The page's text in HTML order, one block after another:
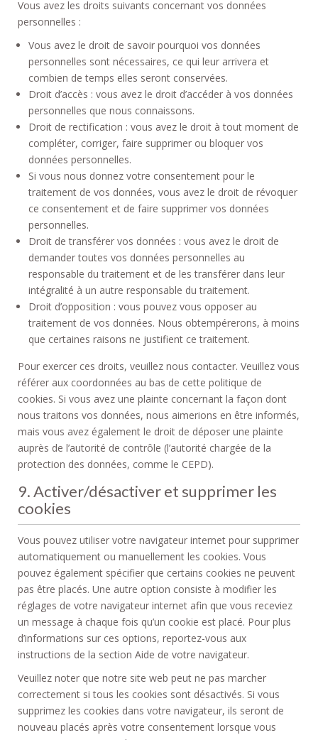
Vous avez les droits suivants concernant vos données
personnelles :
Vous avez le droit de savoir pourquoi vos données
personnelles sont nécessaires, ce qui leur arrivera et
combien de temps elles seront conservées.
Droit d’accès : vous avez le droit d’accéder à vos données
personnelles que nous connaissons.
Droit de rectification : vous avez le droit à tout moment de
compléter, corriger, faire supprimer ou bloquer vos
données personnelles.
Si vous nous donnez votre consentement pour le
traitement de vos données, vous avez le droit de révoquer
ce consentement et de faire supprimer vos données
personnelles.
Droit de transférer vos données : vous avez le droit de
demander toutes vos données personnelles au
responsable du traitement et de les transférer dans leur
intégralité à un autre responsable du traitement.
Droit d’opposition : vous pouvez vous opposer au
traitement de vos données. Nous obtempérerons, à moins
que certaines raisons ne justifient ce traitement.
Pour exercer ces droits, veuillez nous contacter. Veuillez vous
référer aux coordonnées au bas de cette politique de
cookies. Si vous avez une plainte concernant la façon dont
nous traitons vos données, nous aimerions en être informés,
mais vous avez également le droit de déposer une plainte
auprès de l’autorité de contrôle (l’autorité chargée de la
protection des données, comme le CEPD).
9. Activer/désactiver et supprimer les
cookies
Vous pouvez utiliser votre navigateur internet pour supprimer
automatiquement ou manuellement les cookies. Vous
pouvez également spécifier que certains cookies ne peuvent
pas être placés. Une autre option consiste à modifier les
réglages de votre navigateur internet afin que vous receviez
un message à chaque fois qu’un cookie est placé. Pour plus
d’informations sur ces options, reportez-vous aux
instructions de la section Aide de votre navigateur.
Veuillez noter que notre site web peut ne pas marcher
correctement si tous les cookies sont désactivés. Si vous
supprimez les cookies dans votre navigateur, ils seront de
nouveau placés après votre consentement lorsque vous